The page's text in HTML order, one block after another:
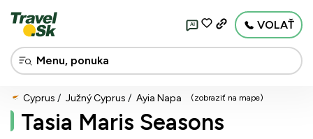
AI VOLAŤ
Cyprus Južný Cyprus Ayia Napa (zobraziť na mape)
Tasia Maris Seasons